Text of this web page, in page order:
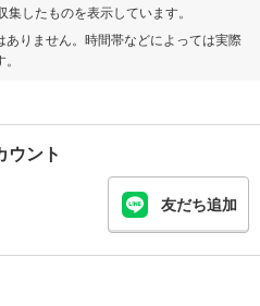
したものを表示しています。
りません。時間帯などによっては実際
ント
友だち追加